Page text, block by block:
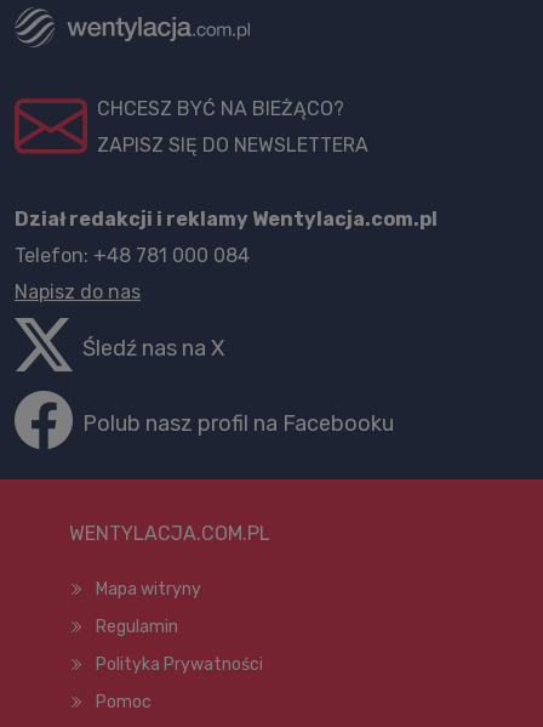
CHCESZ BYĆ NA BIEŻĄCO?
ZAPISZ SIĘ DO NEWSLETTERA
Dział redakcji i reklamy Wentylacja.com.pl
Telefon: +48 781 000 084
Napisz do nas
Śledź nas na X
Polub nasz profil na Facebooku
WENTYLACJA.COM.PL
Mapa witryny
Regulamin
Polityka Prywatności
Pomoc